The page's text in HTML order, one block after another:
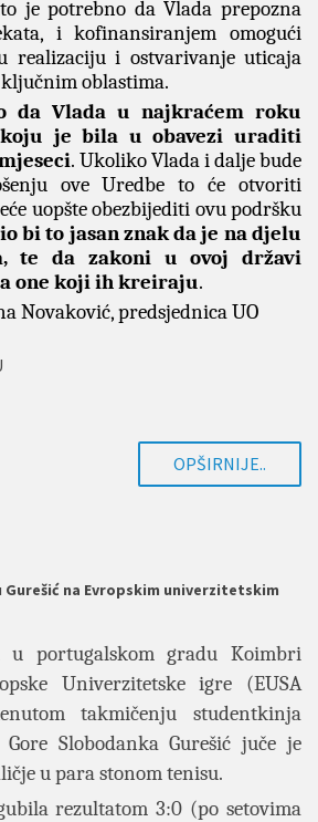
je potrebno da Vlada prepozna
i kofinansiranjem omogući
realizaciju i ostvarivanje uticaja
oblastima.
da Vlada u najkraćem roku
koju je bila u obavezi uraditi
. Ukoliko Vlada i dalje bude
ove Uredbe to će otvoriti
uopšte obezbijediti ovu podršku
bi to jasan znak da je na djelu
te da zakoni u ovoj državi
one koji ih kreiraju.
Novaković, predsjednica UO
OPŠIRNIJE..
na Evropskim univerzitetskim
u portugalskom gradu Koimbri
Univerzitetske igre (EUSA
takmičenju studentkinja
Slobodanka Gurešić juče je
u para stonom tenisu.
rezultatom 3:0 (po setovima